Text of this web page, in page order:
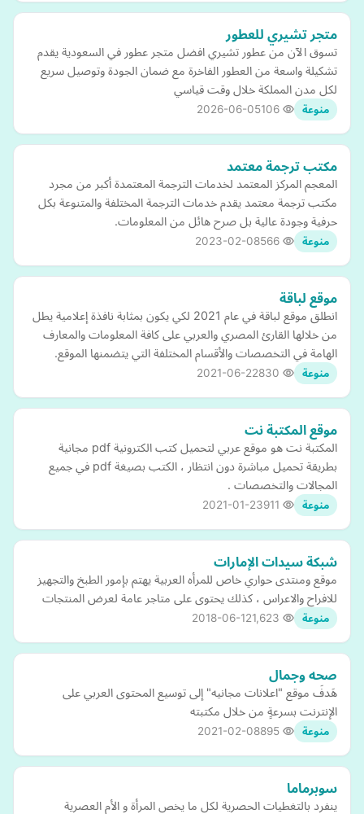
متجر تشيري للعطور
تسوق الآن من عطور تشيري افضل متجر عطور في السعودية يقدم
تشكيلة واسعة من العطور الفاخرة مع ضمان الجودة وتوصيل سريع
لكل مدن المملكة خلال وقت قياسي
منوعة 2026-06-05
مكتب ترجمة معتمد
المعجم المركز المعتمد لخدمات الترجمة المعتمدة أكبر من مجرد
مكتب ترجمة معتمد يقدم خدمات الترجمة المختلفة والمتنوعة بكل
حرفية وجودة عالية بل صرح هائل من المعلومات.
منوعة 2023-02-08
موقع لباقة
انطلق موقع لباقة في عام 2021 لكي يكون بمثابة نافذة إعلامية يطل
من خلالها القارئ المصري والعربي على كافة المعلومات والمعارف
الهامة في التخصصات والأقسام المختلفة التي يتضمنها الموقع.
منوعة 2021-06-22
موقع المكتبة نت
المكتبة نت هو موقع عربي لتحميل كتب الكترونية pdf مجانية
بطريقة تحميل مباشرة دون انتظار ، الكتب بصيغة pdf في جميع
المجالات والتخصصات .
منوعة 2021-01-23
شبكة سيدات الإمارات
موقع ومنتدى حواري خاص للمرأه العربية يهتم بإمور الطبخ والتجهيز
للافراح والاعراس ، كذلك يحتوى على متاجر عامة لعرض المنتجات
منوعة 2018-06-12
صحه وجمال
هَدفَ موقع "اعلانات مجانيه" إلى توسيع المحتوى العربي على
الإنترنت بسرعةٍ من خلال مكتبته
منوعة 2021-02-08
سوبرماما
ينفرد بالتغطيات الحصرية لكل ما يخص المرأة و الأم العصرية